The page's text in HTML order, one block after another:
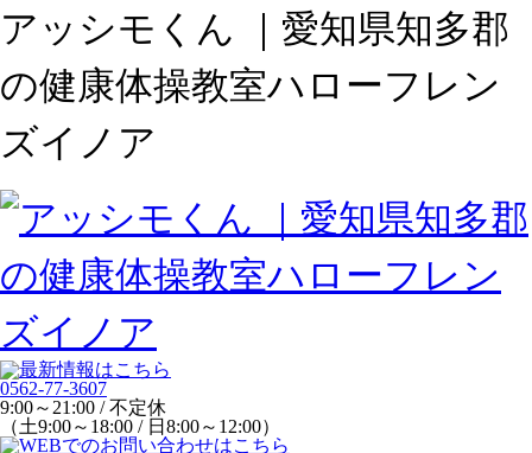
アッシモくん ｜愛知県知多郡
の健康体操教室ハローフレン
ズイノア
0562-77-3607
9:00～21:00 / 不定休
（土9:00～18:00 / 日8:00～12:00）